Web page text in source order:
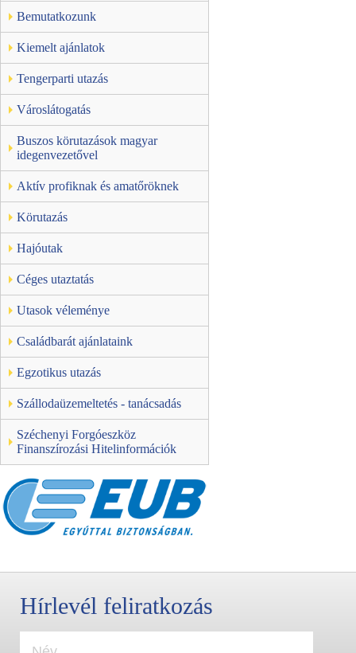
Bemutatkozunk
Kiemelt ajánlatok
Tengerparti utazás
Városlátogatás
Buszos körutazások magyar
idegenvezetővel
Aktív profiknak és amatőröknek
Körutazás
Hajóutak
Céges utaztatás
Utasok véleménye
Családbarát ajánlataink
Egzotikus utazás
Szállodaüzemeltetés - tanácsadás
Széchenyi Forgóeszköz
Finanszírozási Hitelinformációk
Hírlevél feliratkozás